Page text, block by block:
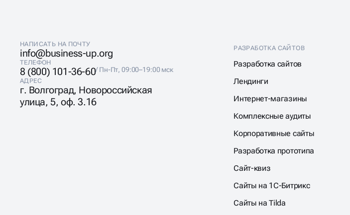
НАПИСАТЬ НА ПОЧТУ
info@business-up.org
ТЕЛЕФОН
8 (800) 101-36-60/ Пн-Пт, 09:00–19:00 мск
АДРЕС
г. Волгоград, Новороссийская
улица, 5, оф. 3.16
РАЗРАБОТКА САЙТОВ
Разработка сайтов
Лендинги
Интернет-магазины
Комплексные аудиты
Корпоративные сайты
Разработка прототипа
Сайт-квиз
Сайты на 1С-Битрикс
Сайты на Tilda